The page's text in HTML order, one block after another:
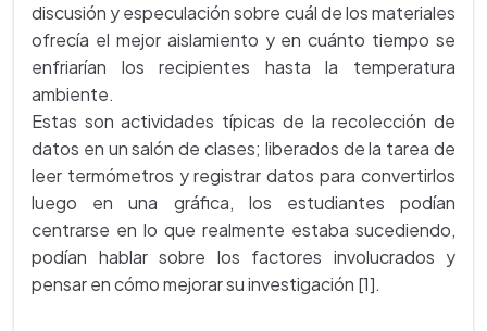
discusión y especulación sobre cuál de los materiales
ofrecía el mejor aislamiento y en cuánto tiempo se
enfriarían los recipientes hasta la temperatura
ambiente.
Estas son actividades típicas de la recolección de
datos en un salón de clases; liberados de la tarea de
leer termómetros y registrar datos para convertirlos
luego en una gráfica, los estudiantes podían
centrarse en lo que realmente estaba sucediendo,
podían hablar sobre los factores involucrados y
pensar en cómo mejorar su investigación [1].